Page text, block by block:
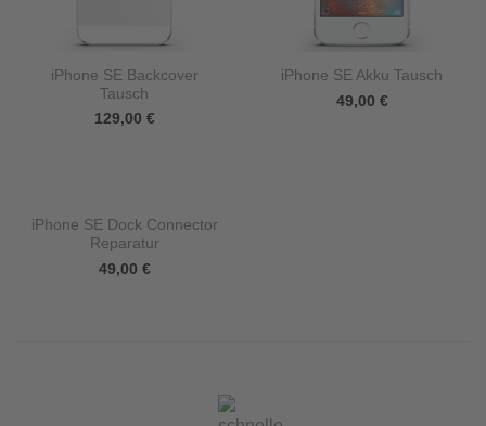
iPhone SE Backcover
Tausch
129,00 €
iPhone SE Akku Tausch
49,00 €
iPhone SE Dock Connector
Reparatur
49,00 €